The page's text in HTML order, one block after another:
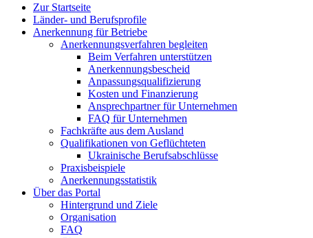
Zur Startseite
Länder- und Berufsprofile
Anerkennung für Betriebe
Anerkennungsverfahren begleiten
Beim Verfahren unterstützen
Anerkennungsbescheid
Anpassungsqualifizierung
Kosten und Finanzierung
Ansprechpartner für Unternehmen
FAQ für Unternehmen
Fachkräfte aus dem Ausland
Qualifikationen von Geflüchteten
Ukrainische Berufsabschlüsse
Praxisbeispiele
Anerkennungsstatistik
Über das Portal
Hintergrund und Ziele
Organisation
FAQ